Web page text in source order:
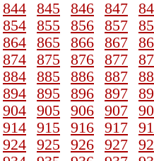
844 845 846 847
854
855 856 857
864
865 866 867
874
875 876 877
884
885 886 887
894
895 896 897
904
905 906 907
914
915 916 917
924
925 926 927